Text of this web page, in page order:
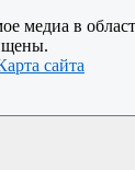
медиа в
сайта